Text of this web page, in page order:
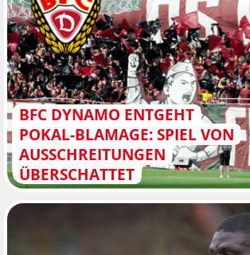
BFC DYNAMO ENTGEHT
POKAL-BLAMAGE: SPIEL VON
AUSSCHREITUNGEN
ÜBERSCHATTET